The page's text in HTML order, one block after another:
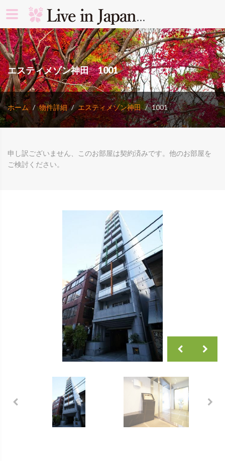
エスティメゾン神田 1001
ホーム 物件詳細 エスティメゾン神田 1001
申し訳ございません、このお部屋は契約済みです。他のお部屋を
ご検討ください。